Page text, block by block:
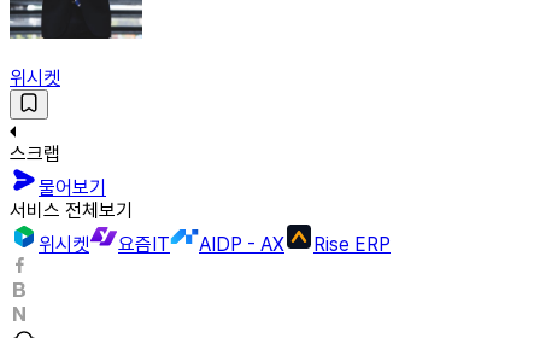
위시켓
스크랩
물어보기
서비스 전체보기
위시켓
요즘IT AIDP - AX Rise ERP